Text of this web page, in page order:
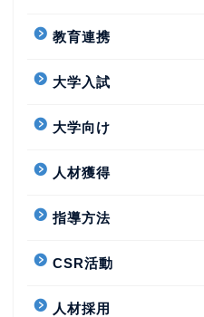
教育連携
大学入試
大学向け
人材獲得
指導方法
CSR活動
人材採用